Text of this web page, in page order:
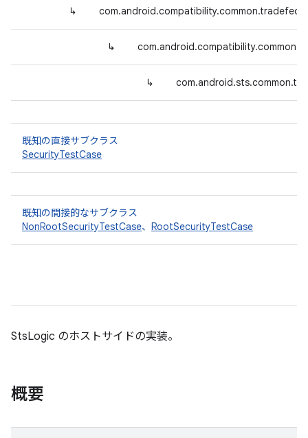
↳
↳
↳
既知の直接サブクラス
SecurityTestCase
既知の間接的なサブクラス
NonRootSecurityTestCase、 RootSecurityTestCase
StsLogic のホストサイドの実装。
概要